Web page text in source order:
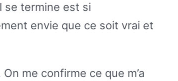
se termine est si
envie que ce soit vrai et
me confirme ce que m’a